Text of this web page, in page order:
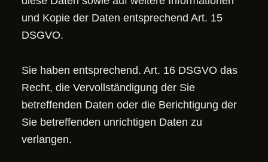
und Kopie der Daten entsprechend Art. 15
DSGVO.
Sie haben entsprechend. Art. 16 DSGVO das
Recht, die Vervollständigung der Sie
betreffenden Daten oder die Berichtigung der
Sie betreffenden unrichtigen Daten zu
verlangen.